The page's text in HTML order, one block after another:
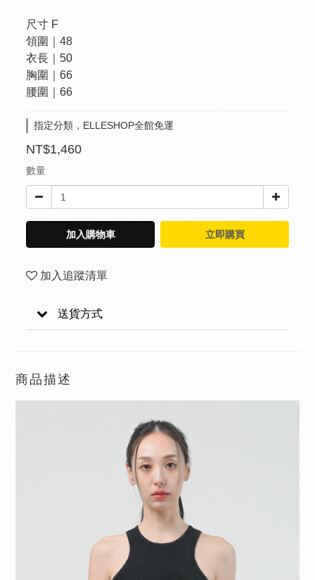
尺寸 F
領圍｜48
衣長｜50
胸圍｜66
腰圍｜66
指定分類，ELLESHOP全館免運
NT$1,460
數量
加入購物車 立即購買
加入追蹤清單
送貨方式
商品描述